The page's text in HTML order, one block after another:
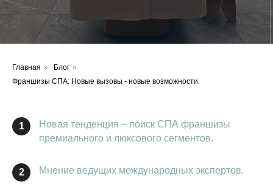
Главная » Блог »
Франшизы СПА: Новые вызовы - новые возможности.
1
Новая тенденция – поиск СПА франшизы
премиального и люксового сегментов.
2 Мнение ведущих международных экспертов.